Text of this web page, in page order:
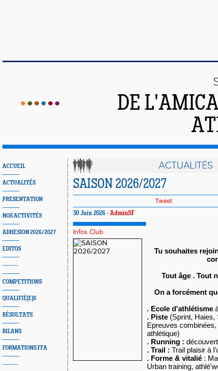
DE
ACCUEIL
ACTUALITÉS
PRESENTATION
NOS ACTIVITÉS
ADHESION 2026/2027
EDITOS
--------
COMPETITIONS
QUALIFIÉ(E)S
RÉSULTATS
BILANS
FORMATIONS FFA
--------
ACTUALITÉS
SAISON 2026/2027
Tweet
30 Juin 2026 - AdminSF
Infos Club
Tu souhaites
Tout âge . Tout
On a forcément
. Ecole d'athlétisme
. Piste (Sprint, Haies,
Epreuves
athlétique)
. Running :
. Trail : Trail plaisir à
. Forme & vitalié :
Urban training,